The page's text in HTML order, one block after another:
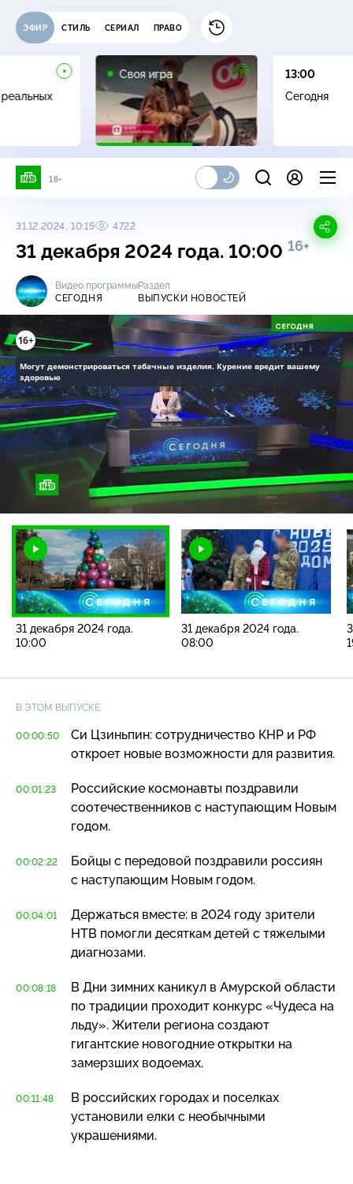
ЭФИР СТИЛЬ СЕРИАЛ ПРАВО
Своя игра
0+
13:00
Сегодня
18+
31.12.2024, 10:15 4722
31 декабря 2024 года. 10:00 16+
Видео программы
СЕГОДНЯ
Раздел
ВЫПУСКИ НОВОСТЕЙ
Загрузка:
16+
Могут демонстрироваться табачные изделия. Курение вредит вашему
здоровью
31 декабря 2024 года.
10:00
31 декабря 2024 года.
08:00
В ЭТОМ ВЫПУСКЕ:
00:00:50
Си Цзиньпин: сотрудничество КНР и РФ
откроет новые возможности для развития.
00:01:23
Российские космонавты поздравили
соотечественников с наступающим Новым
годом.
00:02:22
Бойцы с передовой поздравили россиян
с наступающим Новым годом.
00:04:01
Держаться вместе: в 2024 году зрители
НТВ помогли десяткам детей с тяжелыми
диагнозами.
00:08:18
В Дни зимних каникул в Амурской области
по традиции проходит конкурс «Чудеса на
льду». Жители региона создают
гигантские новогодние открытки на
замерзших водоемах.
00:11:48
В российских городах и поселках
установили елки с необычными
украшениями.